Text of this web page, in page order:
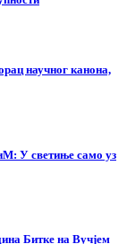
научног канона,
У светиње само уз
Битке на Вучјем